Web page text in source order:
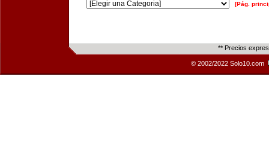
[Pág.
** Precios
© 2002/2022 Solo10.com